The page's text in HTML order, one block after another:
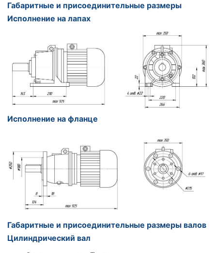
Габаритные и присоединительные размеры
Исполнение на лапах
Исполнение на фланце
Габаритные и присоединительные размеры валов
Цилиндрический вал